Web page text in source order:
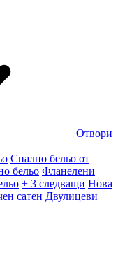
Отвори
Спално бельо от
бельо Фланелени
+ 3 следващи Нова
сатен Двулицеви